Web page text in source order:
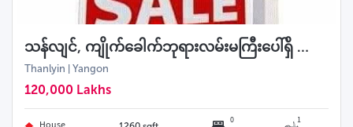
သန်လျင်, ကျိုက်ခေါက်ဘုရားလမ်းမကြီးပေါ်ရှိ ဘိုးဘွားပိုင် ဂိုထောင်အရောင်း
Thanlyin | Yangon
120,000 Lakhs
0 1